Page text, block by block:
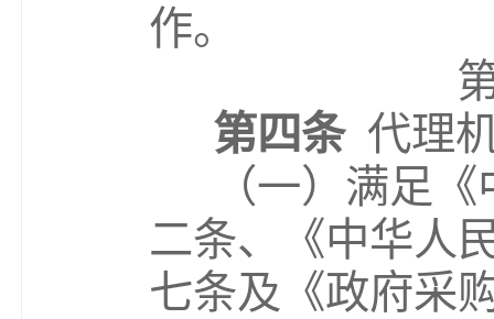
作。
第四条 代理
（一）满足
二条、《中华人
七条及《政府采